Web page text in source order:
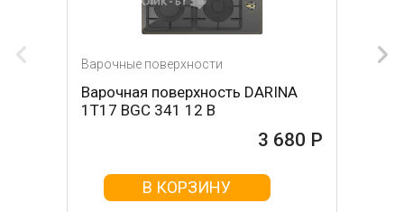
Варочные поверхности
Варочная поверхность DARINA
1T17 BGС 341 12 B
3 680 Р
В КОРЗИНУ
Варочные поверхности
Варочная поверхность Krona
ORSA 30 BL
4 000 Р
В КОРЗИНУ